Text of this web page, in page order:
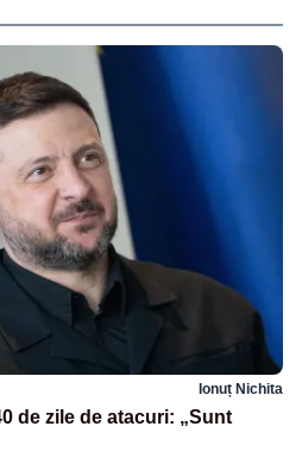
Ionuț Nichita
de zile de atacuri: „Sunt